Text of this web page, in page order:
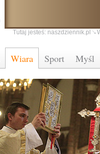
Wiara Sport Myśl
Tutaj jesteś: naszdziennik.pl